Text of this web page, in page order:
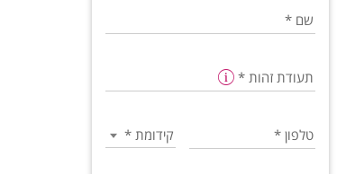
שם *
תעודת זהות *
טלפון * קידומת *